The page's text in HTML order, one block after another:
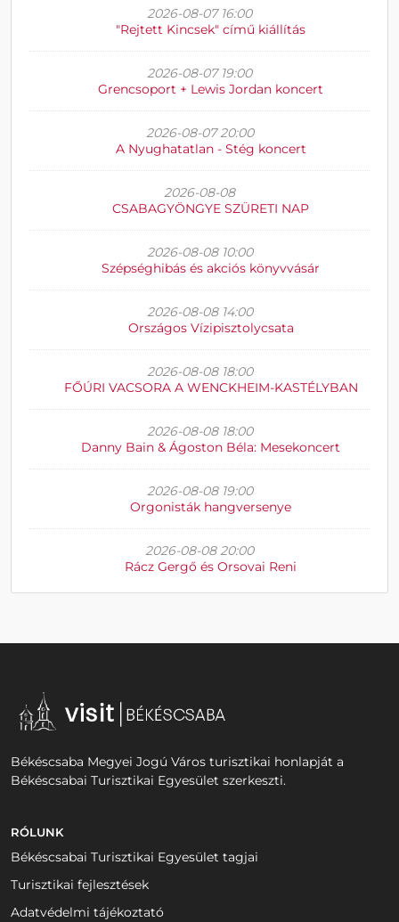
2026-08-07 16:00
"Rejtett Kincsek" című kiállítás
2026-08-07 19:00
Grencsoport + Lewis Jordan koncert
2026-08-07 20:00
A Nyughatatlan - Stég koncert
2026-08-08
CSABAGYÖNGYE SZÜRETI NAP
2026-08-08 10:00
Szépséghibás és akciós könyvvásár
2026-08-08 14:00
Országos Vízipisztolycsata
2026-08-08 18:00
FŐÚRI VACSORA A WENCKHEIM-KASTÉLYBAN
2026-08-08 18:00
Danny Bain & Ágoston Béla: Mesekoncert
2026-08-08 19:00
Orgonisták hangversenye
2026-08-08 20:00
Rácz Gergő és Orsovai Reni
Békéscsaba Megyei Jogú Város turisztikai honlapját a
Békéscsabai Turisztikai Egyesület szerkeszti.
RÓLUNK
Békéscsabai Turisztikai Egyesület tagjai
Turisztikai fejlesztések
Adatvédelmi tájékoztató